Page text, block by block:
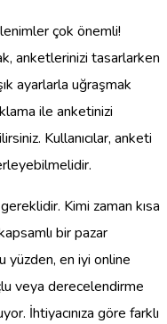
çok önemli!
anketlerinizi tasarlarken
ayarlarla uğraşmak
ile anketinizi
Kullanıcılar, anketi
Kimi zaman kısa
bir pazar
yüzden, en iyi online
veya derecelendirme
İhtiyacınıza göre farklı